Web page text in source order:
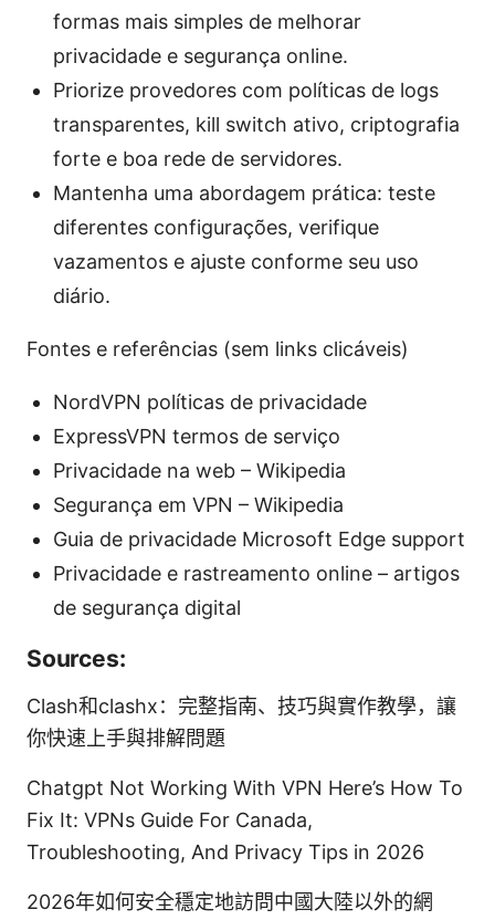
formas mais simples de melhorar
privacidade e segurança online.
Priorize provedores com políticas de logs
transparentes, kill switch ativo, criptografia
forte e boa rede de servidores.
Mantenha uma abordagem prática: teste
diferentes configurações, verifique
vazamentos e ajuste conforme seu uso
diário.
Fontes e referências (sem links clicáveis)
NordVPN políticas de privacidade
ExpressVPN termos de serviço
Privacidade na web – Wikipedia
Segurança em VPN – Wikipedia
Guia de privacidade Microsoft Edge support
Privacidade e rastreamento online – artigos
de segurança digital
Sources:
Clash和clashx：完整指南、技巧與實作教學，讓
你快速上手與排解問題
Chatgpt Not Working With VPN Here’s How To
Fix It: VPNs Guide For Canada,
Troubleshooting, And Privacy Tips in 2026
2026年如何安全穩定地訪問中國大陸以外的網